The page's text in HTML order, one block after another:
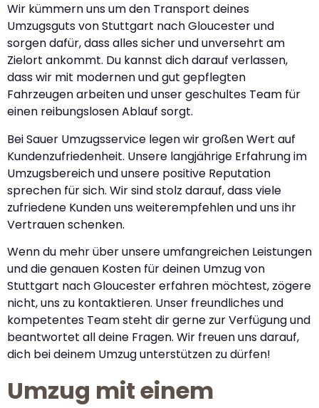
Wir kümmern uns um den Transport deines
Umzugsguts von Stuttgart nach Gloucester und
sorgen dafür, dass alles sicher und unversehrt am
Zielort ankommt. Du kannst dich darauf verlassen,
dass wir mit modernen und gut gepflegten
Fahrzeugen arbeiten und unser geschultes Team für
einen reibungslosen Ablauf sorgt.
Bei Sauer Umzugsservice legen wir großen Wert auf
Kundenzufriedenheit. Unsere langjährige Erfahrung im
Umzugsbereich und unsere positive Reputation
sprechen für sich. Wir sind stolz darauf, dass viele
zufriedene Kunden uns weiterempfehlen und uns ihr
Vertrauen schenken.
Wenn du mehr über unsere umfangreichen Leistungen
und die genauen Kosten für deinen Umzug von
Stuttgart nach Gloucester erfahren möchtest, zögere
nicht, uns zu kontaktieren. Unser freundliches und
kompetentes Team steht dir gerne zur Verfügung und
beantwortet all deine Fragen. Wir freuen uns darauf,
dich bei deinem Umzug unterstützen zu dürfen!
Umzug mit einem